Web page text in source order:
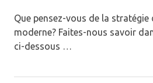
Que pensez-vous de la stratégie
moderne? Faites-nous savoir
ci-dessous …